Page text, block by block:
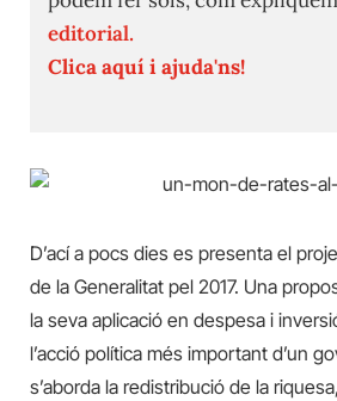
editorial.
Clica aquí i ajuda'ns!
D’ací a pocs dies es presenta el
de la Generalitat pel 2017. Una
la seva aplicació en despesa i
l’acció política més important d’un
s’aborda la redistribució de la